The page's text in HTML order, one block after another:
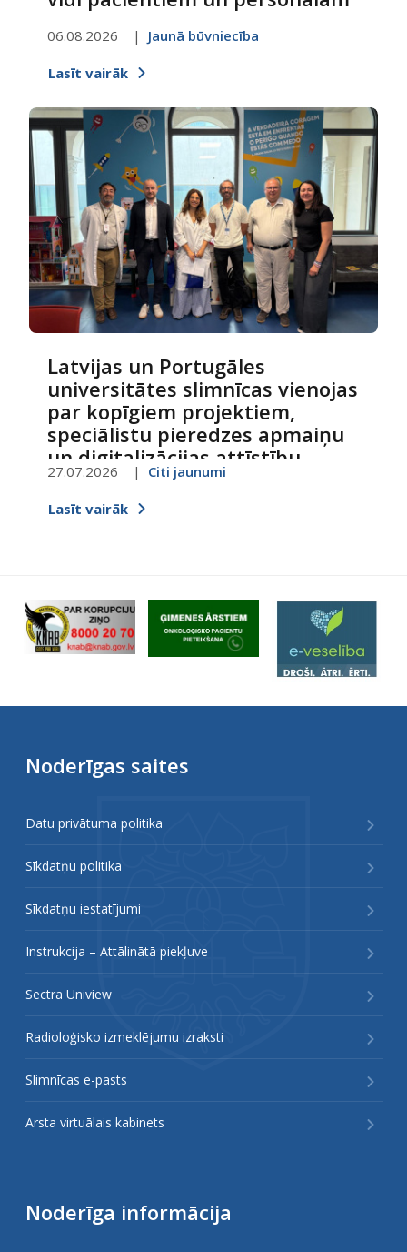
06.08.2026 Jaunā būvniecība
Lasīt vairāk
Latvijas un Portugāles
universitātes slimnīcas vienojas
par kopīgiem projektiem,
speciālistu pieredzes apmaiņu
un digitalizācijas attīstību
27.07.2026 Citi jaunumi
Lasīt vairāk
Noderīgas saites
Datu privātuma politika
Sīkdatņu politika
Sīkdatņu iestatījumi
Instrukcija – Attālinātā piekļuve
Sectra Uniview
Radioloģisko izmeklējumu izraksti
Slimnīcas e-pasts
Ārsta virtuālais kabinets
Noderīga informācija